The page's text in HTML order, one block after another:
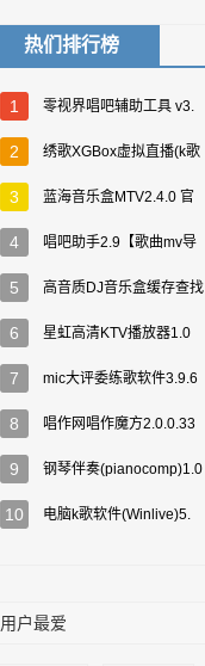
热们排行榜
1 零视界唱吧辅助工具 v3.
2 绣歌XGBox虚拟直播(k歌
3 蓝海音乐盒MTV2.4.0 官
4 唱吧助手2.9【歌曲mv导
5 高音质DJ音乐盒缓存查找
6 星虹高清KTV播放器1.0
7 mic大评委练歌软件3.9.6
8 唱作网唱作魔方2.0.0.33
9 钢琴伴奏(pianocomp)1.0
10 电脑k歌软件(Winlive)5.
用户最爱